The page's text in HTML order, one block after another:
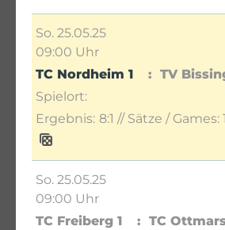
So. 25.05.25
09:00 Uhr
TC Nordheim 1
TV
8:1 // Sätze / Games:
So. 25.05.25
09:00 Uhr
TC Freiberg 1
TC